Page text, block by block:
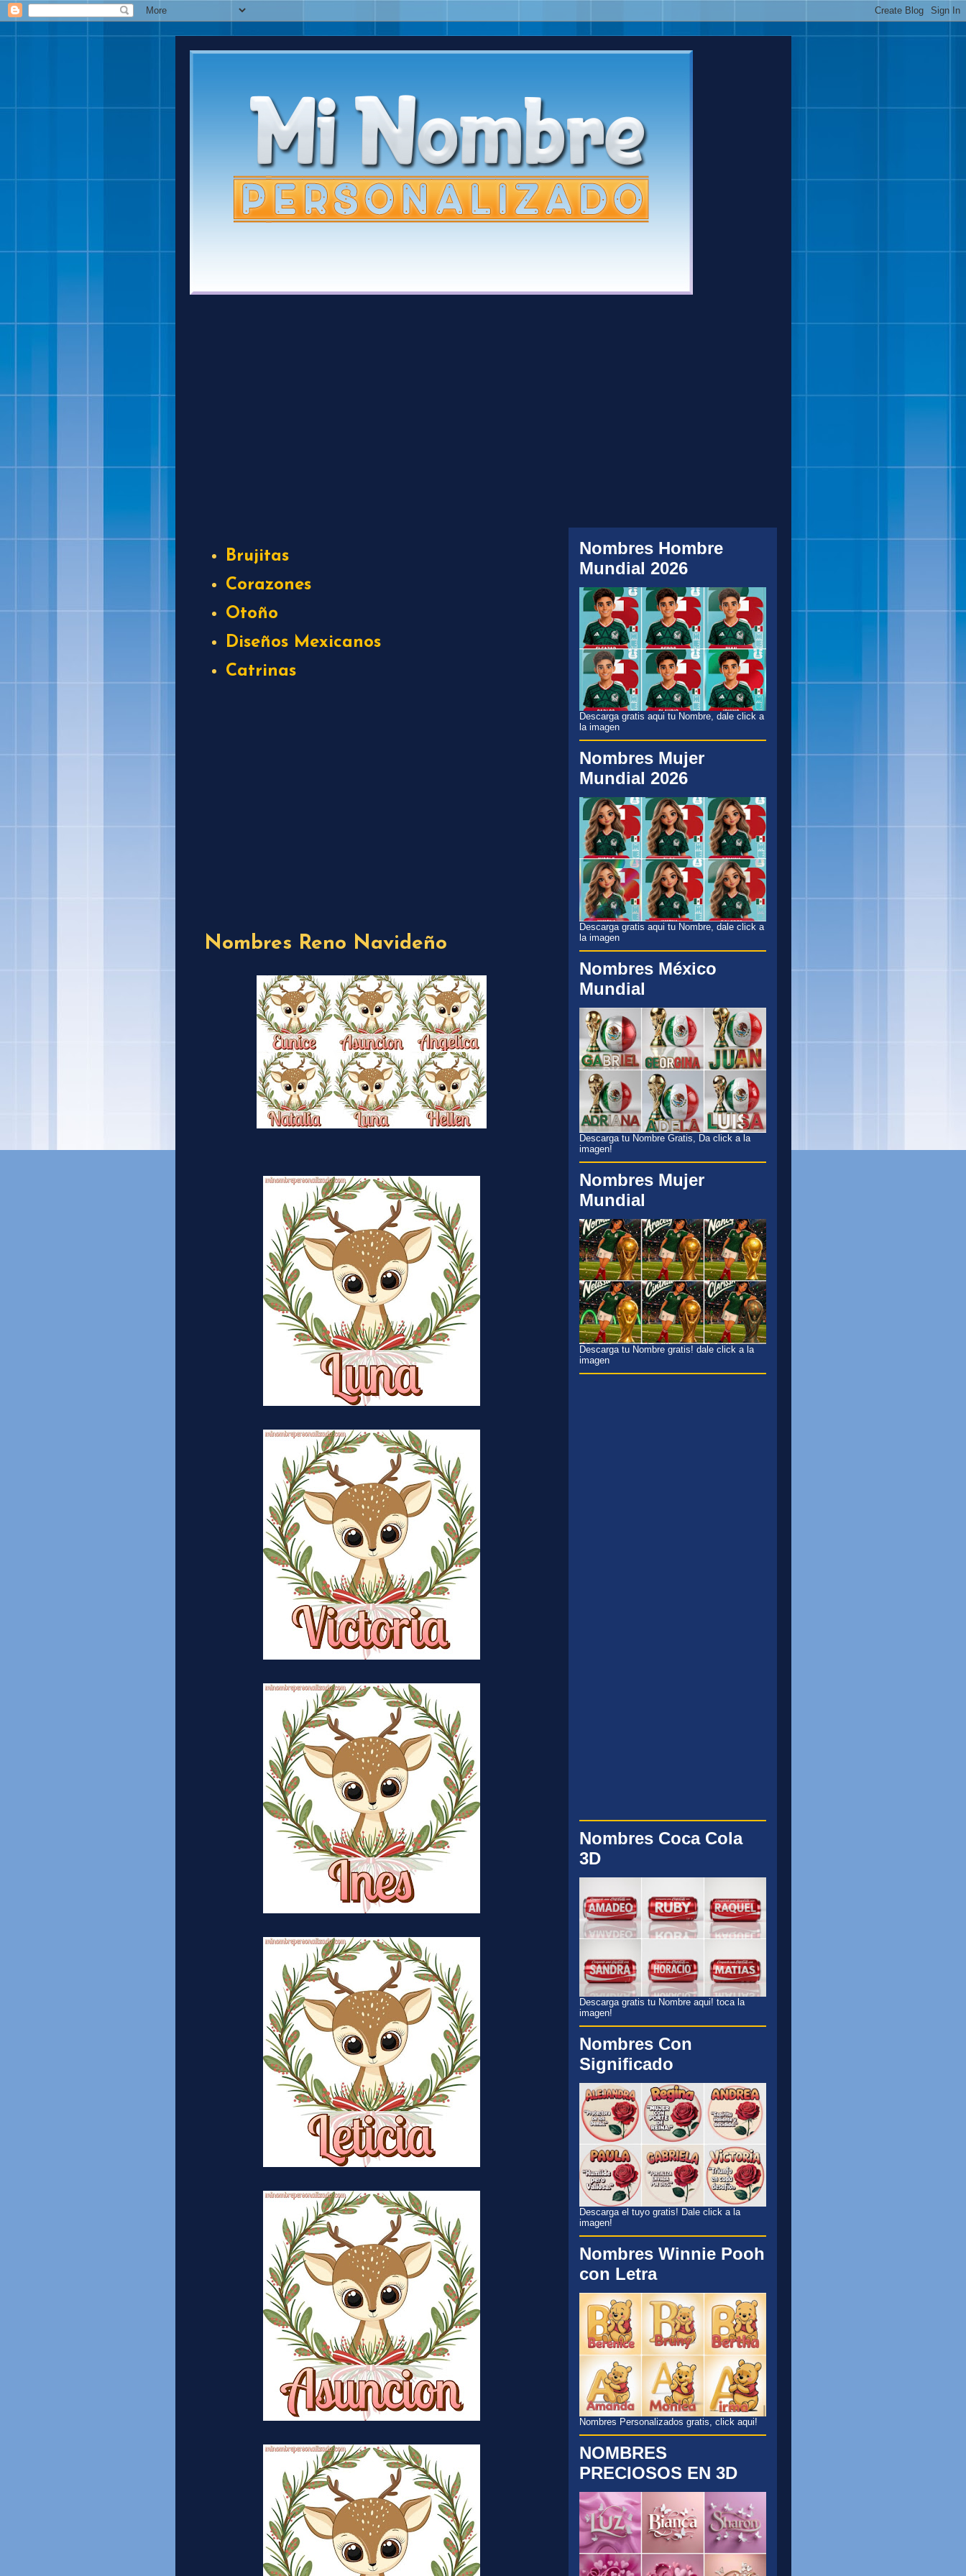
Brujitas
Corazones
Otoño
Diseños Mexicanos
Catrinas
Nombres Reno Navideño
Nombres Hombre
Mundial 2026
Descarga gratis aqui tu Nombre, dale click a
la imagen
Nombres Mujer
Mundial 2026
Descarga gratis aqui tu Nombre, dale click a
la imagen
Nombres México
Mundial
Descarga tu Nombre Gratis, Da click a la
imagen!
Nombres Mujer
Mundial
Descarga tu Nombre gratis! dale click a la
imagen
Nombres Coca Cola
3D
Descarga gratis tu Nombre aqui! toca la
imagen!
Nombres Con
Significado
Descarga el tuyo gratis! Dale click a la
imagen!
Nombres Winnie Pooh
con Letra
Nombres Personalizados gratis, click aqui!
NOMBRES
PRECIOSOS EN 3D